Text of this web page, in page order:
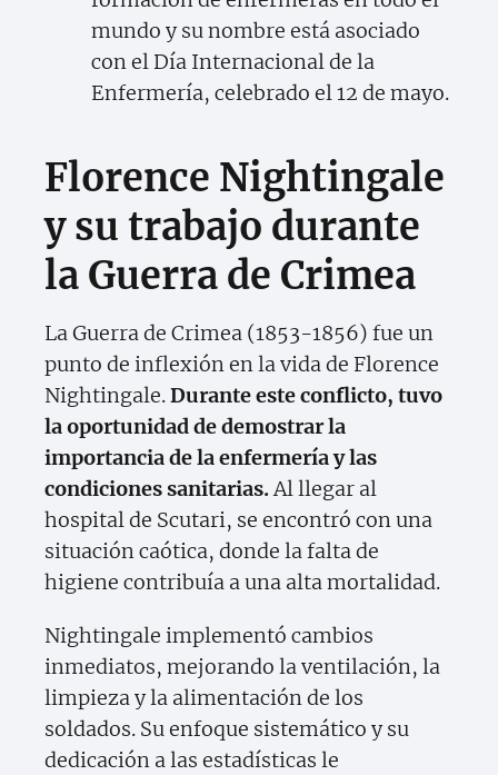
mundo y su nombre está asociado
con el Día Internacional de la
Enfermería, celebrado el 12 de mayo.
Florence Nightingale
y su trabajo durante
la Guerra de Crimea
La Guerra de Crimea (1853-1856) fue un
punto de inflexión en la vida de Florence
Nightingale.Durante este conflicto, tuvo
la oportunidad de demostrar la
importancia de la enfermería y las
condiciones sanitarias.Al llegar al
hospital de Scutari, se encontró con una
situación caótica, donde la falta de
higiene contribuía a una alta mortalidad.
Nightingale implementó cambios
inmediatos, mejorando la ventilación, la
limpieza y la alimentación de los
soldados. Su enfoque sistemático y su
dedicación a las estadísticas le